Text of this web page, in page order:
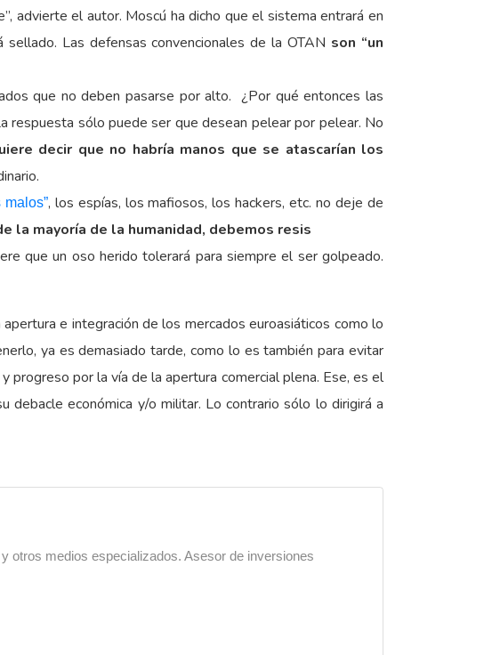
advierte el autor. Moscú ha dicho que el sistema entrará en
Las defensas convencionales de la OTAN son “un
que no deben pasarse por alto. ¿Por qué entonces las
respuesta sólo puede ser que desean pelear por pelear. No
decir que no habría manos que se atascarían los
, los espías, los mafiosos, los hackers, etc. no deje de
la mayoría de la humanidad, debemos resis
que un oso herido tolerará para siempre el ser golpeado.
e integración de los mercados euroasiáticos como lo
ya es demasiado tarde, como lo es también para evitar
progreso por la vía de la apertura comercial plena. Ese, es el
económica y/o militar. Lo contrario sólo lo dirigirá a
otros medios especializados. Asesor de inversiones